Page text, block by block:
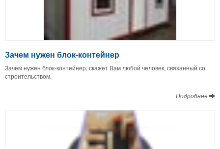
Зачем нужен блок-контейнер
Зачем нужен блок-контейнер, скажет Вам любой человек, связанный со
строительством.
Подробнее